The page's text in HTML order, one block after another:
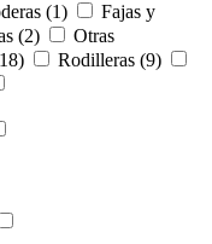
(1)
Fajas y
(2)
Otras
Rodilleras (9)